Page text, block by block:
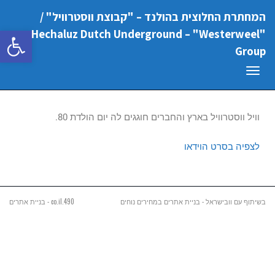
פתח
המחתרת החלוצית בהולנד – "קבוצת ווסטרוויל" /
"Hechaluz Dutch Underground – "Westerweel
Group
תפריט
וויל ווסטרוויל בארץ והחברים חוגגים לה יום הולדת 80.
לצפיה בסרט הוידאו
בשיתוף עם וובישראל - בניית אתרים במחירים נוחים 490.co.il - בניית אתרים